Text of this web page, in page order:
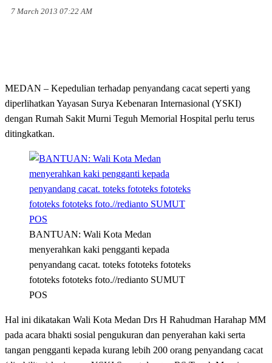
7 March 2013 07:22 AM
MEDAN – Kepedulian terhadap penyandang cacat seperti yang
diperlihatkan Yayasan Surya Kebenaran Internasional (YSKI)
dengan Rumah Sakit Murni Teguh Memorial Hospital perlu terus
ditingkatkan.
BANTUAN: Wali Kota Medan
menyerahkan kaki pengganti kepada
penyandang cacat. toteks fototeks fototeks
fototeks fototeks foto.//redianto SUMUT
POS
Hal ini dikatakan Wali Kota Medan Drs H Rahudman Harahap MM
pada acara bhakti sosial pengukuran dan penyerahan kaki serta
tangan pengganti kepada kurang lebih 200 orang penyandang cacat